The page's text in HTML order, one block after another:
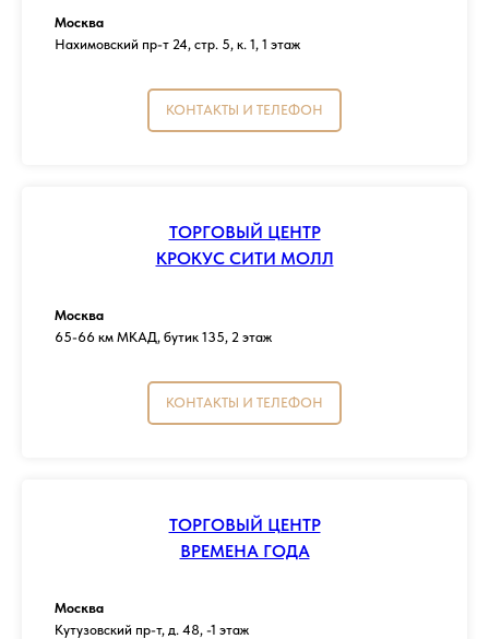
Москва
Нахимовский пр-т 24, стр. 5, к. 1, 1 этаж
КОНТАКТЫ И ТЕЛЕФОН
ТОРГОВЫЙ ЦЕНТР
КРОКУС СИТИ МОЛЛ
Москва
65-66 км МКАД, бутик 135, 2 этаж
КОНТАКТЫ И ТЕЛЕФОН
ТОРГОВЫЙ ЦЕНТР
ВРЕМЕНА ГОДА
Москва
Кутузовский пр-т, д. 48, -1 этаж